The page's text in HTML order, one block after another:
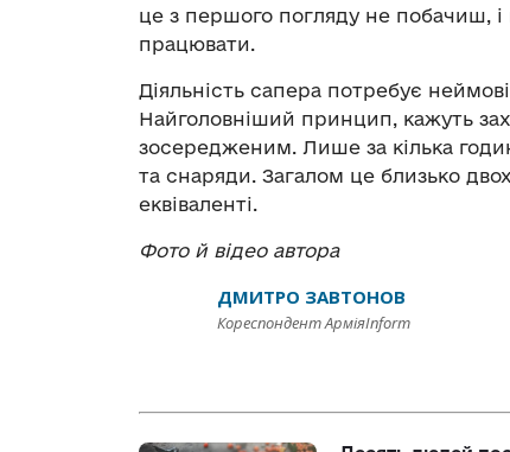
це з першого погляду не побачиш,
працювати.
Діяльність сапера потребує
Найголовніший принцип, кажуть
зосередженим. Лише за кілька
та снаряди. Загалом це близько
еквіваленті.
Фото й відео автора
ДМИТРО ЗАВТОНОВ
Кореспондент АрміяInform